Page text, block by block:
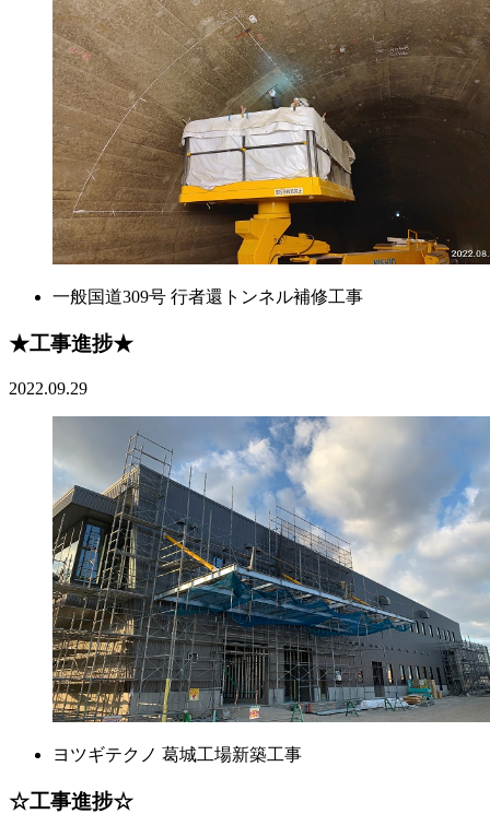
一般国道309号 行者還トンネル補修工事
★工事進捗★
2022.09.29
ヨツギテクノ 葛城工場新築工事
☆工事進捗☆